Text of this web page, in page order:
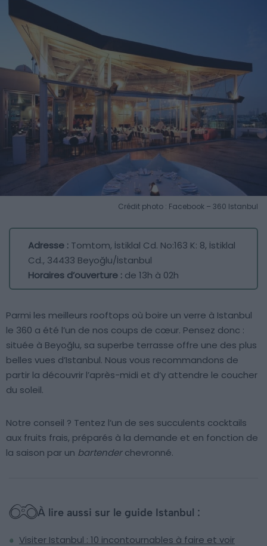
Crédit photo : Facebook – 360 Istanbul
Adresse : Tomtom, İstiklal Cd. No:163 K: 8, İstiklal
Cd., 34433 Beyoğlu/İstanbul
Horaires d’ouverture : de 13h à 02h
Parmi les meilleurs rooftops où boire un verre à Istanbul
le 360 a été l’un de nos coups de cœur. Pensez donc :
située à Beyoğlu, sa superbe terrasse offre une des plus
belles vues d’Istanbul. Nous vous recommandons de
partir la découvrir l’après-midi et d’y attendre le coucher
du soleil.
Notre conseil ? Tentez l’un de ses succulents cocktails
aux fruits frais, préparés à la demande et en fonction de
la saison par un bartenderchevronné.
À lire aussi sur le guide Istanbul :
Visiter Istanbul : 10 incontournables à faire et voir